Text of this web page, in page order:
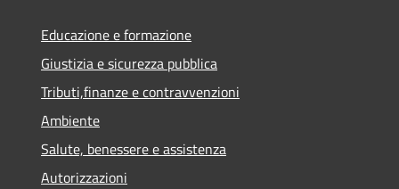
Educazione e formazione
Giustizia e sicurezza pubblica
Tributi,finanze e contravvenzioni
Ambiente
Salute, benessere e assistenza
Autorizzazioni